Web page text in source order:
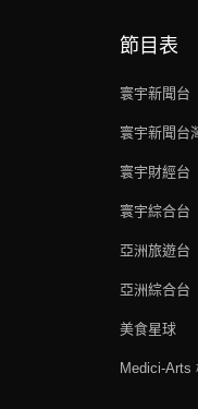
節目表
寰宇新聞台
寰宇新聞台
寰宇財經台
寰宇綜合台
亞洲旅遊台
亞洲綜合台
美食星球
Medici-Arts